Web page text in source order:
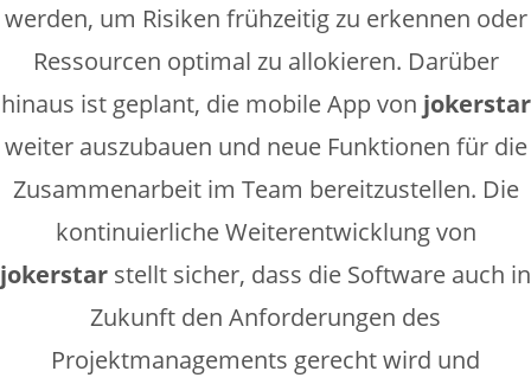
werden, um Risiken frühzeitig zu erkennen oder
Ressourcen optimal zu allokieren. Darüber
hinaus ist geplant, die mobile App von jokerstar
weiter auszubauen und neue Funktionen für die
Zusammenarbeit im Team bereitzustellen. Die
kontinuierliche Weiterentwicklung von
jokerstar stellt sicher, dass die Software auch in
Zukunft den Anforderungen des
Projektmanagements gerecht wird und